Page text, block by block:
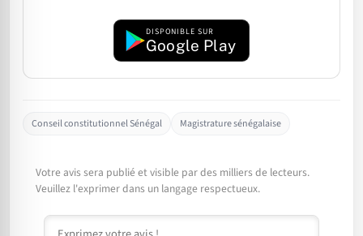
DISPONIBLE SUR
Google Play
Conseil constitutionnel Sénégal Magistrature sénégalaise
Votre avis sera publié et visible par des milliers de lecteurs.
Veuillez l'exprimer dans un langage respectueux.
Commentaire